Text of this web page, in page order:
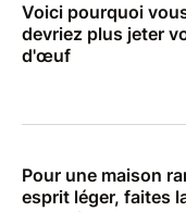
Voici pourquoi
devriez plus jeter
d'œuf
Pour une maison
esprit léger, faites